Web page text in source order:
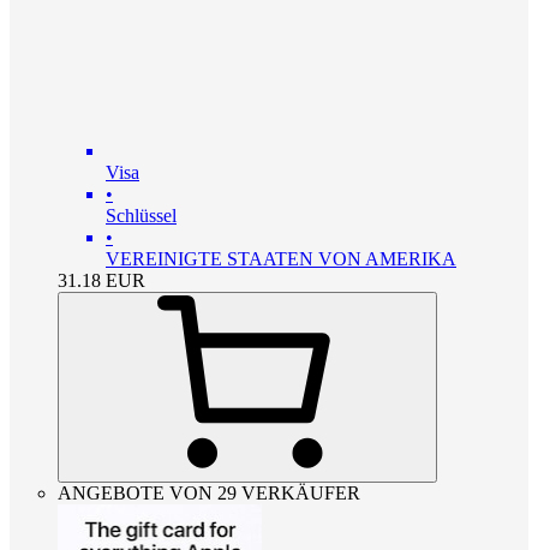
Visa
•
Schlüssel
•
VEREINIGTE STAATEN VON AMERIKA
31.18 EUR
ANGEBOTE VON 29 VERKÄUFER